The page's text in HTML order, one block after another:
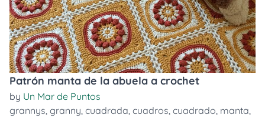
Patrón manta de la abuela a crochet
by Un Mar de Puntos
grannys, granny, cuadrada, cuadros, cuadrado, manta,